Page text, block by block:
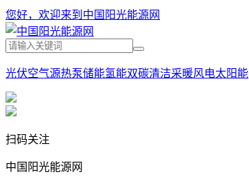
您好，欢迎来到中国阳光能源网
光伏空气源热泵储能氢能双碳清洁采暖风电太阳能
扫码关注
中国阳光能源网